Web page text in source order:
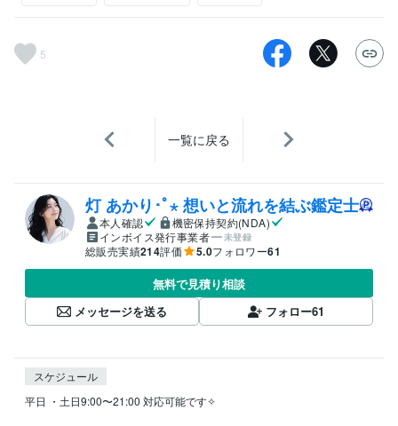
5
一覧に戻る
灯 あかり･ﾟ⋆ 想いと流れを結ぶ鑑定士
本人確認
機密保持契約(NDA)
インボイス発行事業者
未登録
総販売実績214評価 5.0フォロワー61
無料で見積り相談
メッセージを送る
フォロー61
スケジュール
平日 ・土日9:00〜21:00 対応可能です✧